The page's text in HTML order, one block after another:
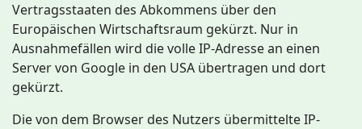
Vertragsstaaten des Abkommens über den
Europäischen Wirtschaftsraum gekürzt. Nur in
Ausnahmefällen wird die volle IP-Adresse an einen
Server von Google in den USA übertragen und dort
gekürzt.
Die von dem Browser des Nutzers übermittelte IP-